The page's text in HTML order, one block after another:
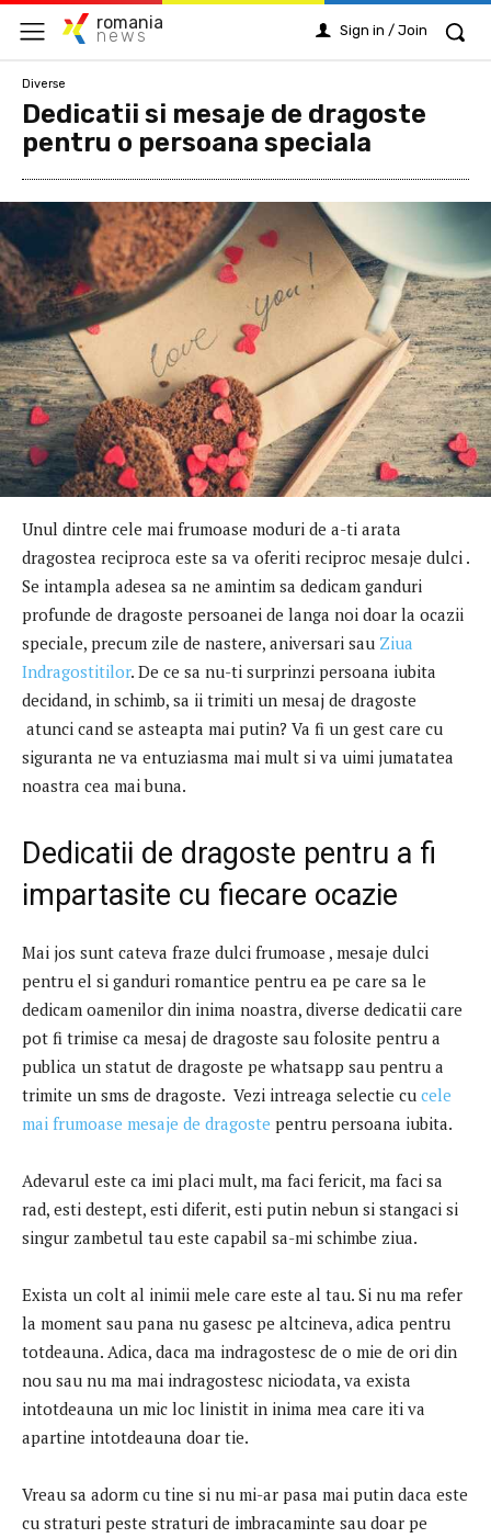
romania
news Sign in / Join
Diverse
Dedicatii si mesaje de dragoste
pentru o persoana speciala
Unul dintre cele mai frumoase moduri de a-ti arata
dragostea reciproca este sa va oferiti reciproc mesaje dulci .
Se intampla adesea sa ne amintim sa dedicam ganduri
profunde de dragoste persoanei de langa noi doar la ocazii
speciale, precum zile de nastere, aniversari sau Ziua
Indragostitilor. De ce sa nu-ti surprinzi persoana iubita
decidand, in schimb, sa ii trimiti un mesaj de dragoste
atunci cand se asteapta mai putin? Va fi un gest care cu
siguranta ne va entuziasma mai mult si va uimi jumatatea
noastra cea mai buna.
Dedicatii de dragoste pentru a fi
impartasite cu fiecare ocazie
Mai jos sunt cateva fraze dulci frumoase , mesaje dulci
pentru el si ganduri romantice pentru ea pe care sa le
dedicam oamenilor din inima noastra, diverse dedicatii care
pot fi trimise ca mesaj de dragoste sau folosite pentru a
publica un statut de dragoste pe whatsapp sau pentru a
trimite un sms de dragoste. Vezi intreaga selectie cu cele
mai frumoase mesaje de dragoste pentru persoana iubita.
Adevarul este ca imi placi mult, ma faci fericit, ma faci sa
rad, esti destept, esti diferit, esti putin nebun si stangaci si
singur zambetul tau este capabil sa-mi schimbe ziua.
Exista un colt al inimii mele care este al tau. Si nu ma refer
la moment sau pana nu gasesc pe altcineva, adica pentru
totdeauna. Adica, daca ma indragostesc de o mie de ori din
nou sau nu ma mai indragostesc niciodata, va exista
intotdeauna un mic loc linistit in inima mea care iti va
apartine intotdeauna doar tie.
Vreau sa adorm cu tine si nu mi-ar pasa mai putin daca este
cu straturi peste straturi de imbracaminte sau doar pe